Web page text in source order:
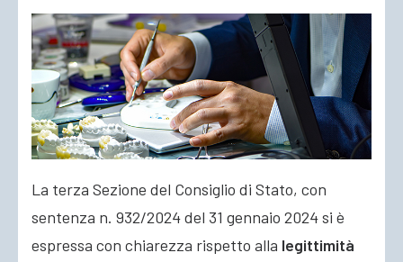
La terza Sezione del Consiglio di Stato, con
sentenza n. 932/2024 del 31 gennaio 2024 si è
espressa con chiarezza rispetto alla legittimità